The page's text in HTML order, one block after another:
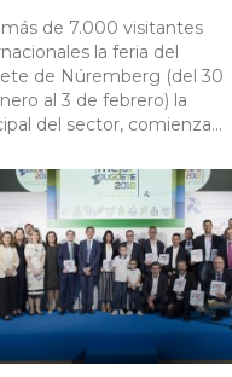
de 7.000 visitantes
la feria del
de Núremberg (del 30
al 3 de febrero) la
del sector, comienza...